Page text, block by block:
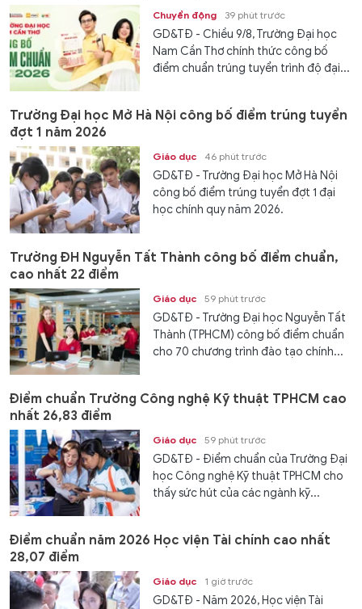
Chuyển động 39 phút trước
GD&TĐ - Chiều 9/8, Trường Đại học
Nam Cần Thơ chính thức công bố
điểm chuẩn trúng tuyển trình độ đại...
Trường Đại học Mở Hà Nội công bố điểm trúng tuyển
đợt 1 năm 2026
Giáo dục 46 phút trước
GD&TĐ - Trường Đại học Mở Hà Nội
công bố điểm trúng tuyển đợt 1 đại
học chính quy năm 2026.
Trường ĐH Nguyễn Tất Thành công bố điểm chuẩn,
cao nhất 22 điểm
Giáo dục 59 phút trước
GD&TĐ - Trường Đại học Nguyễn Tất
Thành (TPHCM) công bố điểm chuẩn
cho 70 chương trình đào tạo chính...
Điểm chuẩn Trường Công nghệ Kỹ thuật TPHCM cao
nhất 26,83 điểm
Giáo dục 59 phút trước
GD&TĐ - Điểm chuẩn của Trường Đại
học Công nghệ Kỹ thuật TPHCM cho
thấy sức hút của các ngành kỹ...
Điểm chuẩn năm 2026 Học viện Tài chính cao nhất
28,07 điểm
Giáo dục 1 giờ trước
GD&TĐ - Năm 2026, Học viện Tài